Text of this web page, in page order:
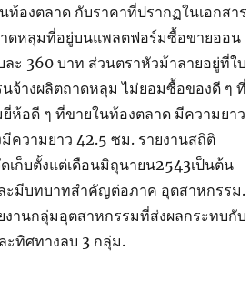
ท้องตลาด กับราคาที่ปรากฏในเอกสาร
ดหลุมที่อยู่บนแพลตฟอร์มซื้อขายออน
ะ 360 บาท ส่วนตราหัวม้าลายอยู่ที่ใบ
จ้างผลิตถาดหลุม ไม่ยอมซื้อของดี ๆ ที่
ห้อดี ๆ ที่ขายในท้องตลาด มีความยาว
ความยาว 42.5 ซม. รายงานสถิติ
ก็บตั้งแต่เดือนมิถุนายน2543เป็นต้น
ะมีบทบาทสำคัญต่อภาค อุตสาหกรรม.
านกลุ่มอุตสาหกรรมที่ส่งผลกระทบกับ
ทิศทางลบ 3 กลุ่ม.